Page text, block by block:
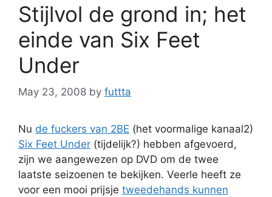
Stijlvol de grond in; het
einde van Six Feet
Under
May 23, 2008 by futtta
Nu de fuckers van 2BE (het voormalige kanaal2)
Six Feet Under (tijdelijk?) hebben afgevoerd,
zijn we aangewezen op DVD om de twee
laatste seizoenen te bekijken. Veerle heeft ze
voor een mooi prijsje tweedehands kunnen